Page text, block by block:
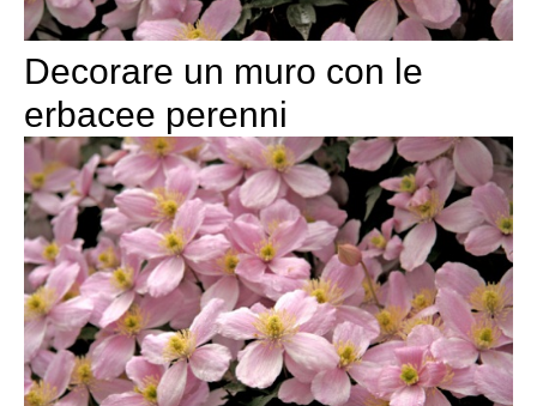
Decorare un muro con le
erbacee perenni